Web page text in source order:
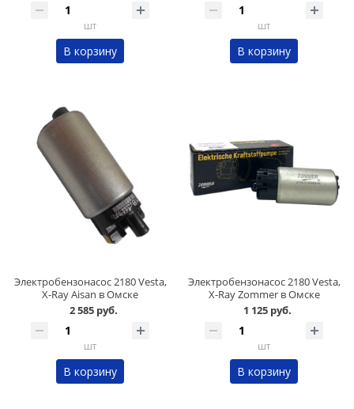
шт
В корзину
шт
В корзину
Электробензонасос 2180 Vesta,
X-Ray Aisan в Омске
2 585 руб.
шт
В корзину
Электробензонасос 2180 Vesta,
X-Ray Zommer в Омске
1 125 руб.
шт
В корзину